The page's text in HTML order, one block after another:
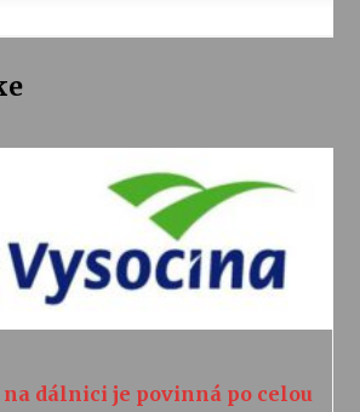
dálnici je povinná po celou